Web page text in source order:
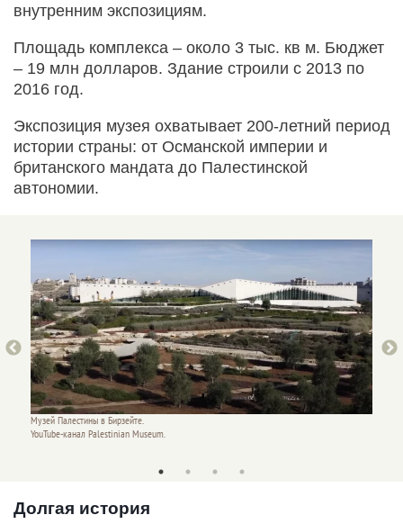
внутренним экспозициям.
Площадь комплекса – около 3 тыс. кв м. Бюджет
– 19 млн долларов. Здание строили с 2013 по
2016 год.
Экспозиция музея охватывает 200-летний период
истории страны: от Османской империи и
британского мандата до Палестинской
автономии.
Музей Палестины в Бирзейте.
YouTube-канал Palestinian Museum.
Долгая история